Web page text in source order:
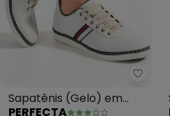
Sapatênis (Gelo) em
PERFECTA